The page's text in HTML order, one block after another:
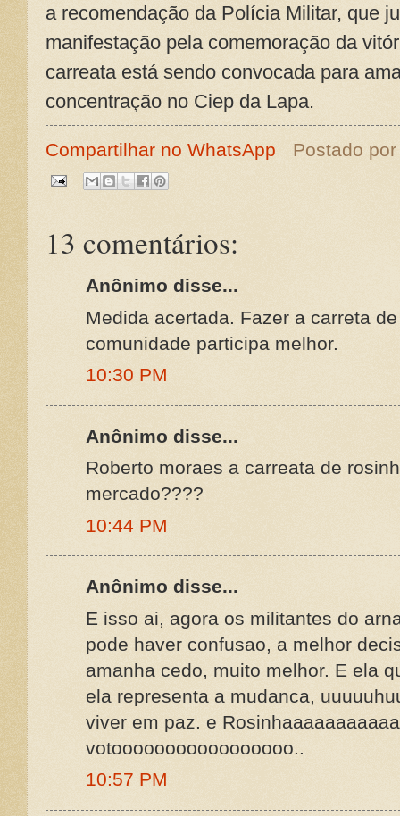
a recomendação da Polícia Militar, que
manifestação pela comemoração da
carreata está sendo convocada para
concentração no Ciep da Lapa.
Compartilhar no WhatsApp Postado
13 comentários:
Anônimo disse...
Medida acertada. Fazer a carreta
comunidade participa melhor.
10:30 PM
Anônimo disse...
Roberto moraes a carreata de
mercado????
10:44 PM
Anônimo disse...
E isso ai, agora os militantes do
pode haver confusao, a melhor
amanha cedo, muito melhor. E ela
ela representa a mudanca,
viver em paz. e
votooooooooooooooooo..
10:57 PM